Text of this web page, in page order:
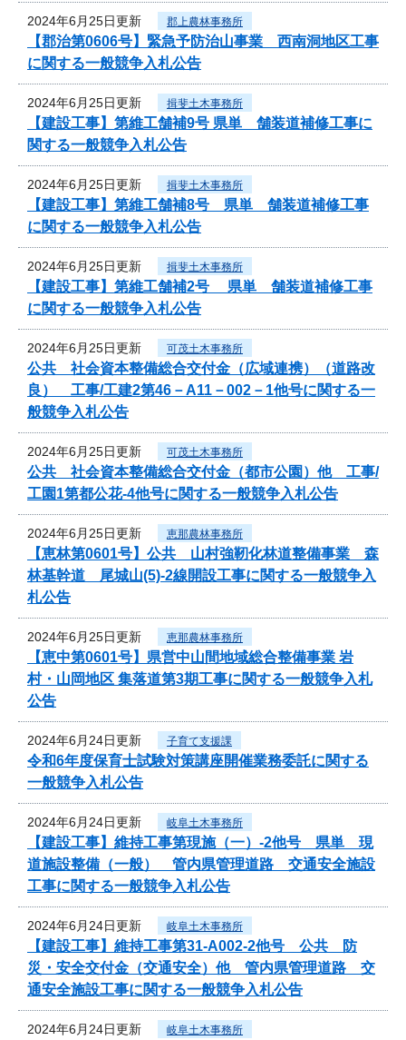
2024年6月25日更新 郡上農林事務所
【郡治第0606号】緊急予防治山事業 西南洞地区工事
に関する一般競争入札公告
2024年6月25日更新 揖斐土木事務所
【建設工事】第維工舗補9号 県単 舗装道補修工事に
関する一般競争入札公告
2024年6月25日更新 揖斐土木事務所
【建設工事】第維工舗補8号 県単 舗装道補修工事
に関する一般競争入札公告
2024年6月25日更新 揖斐土木事務所
【建設工事】第維工舗補2号 県単 舗装道補修工事
に関する一般競争入札公告
2024年6月25日更新 可茂土木事務所
公共 社会資本整備総合交付金（広域連携）（道路改
良） 工事/工建2第46－A11－002－1他号に関する一
般競争入札公告
2024年6月25日更新 可茂土木事務所
公共 社会資本整備総合交付金（都市公園）他 工事/
工園1第都公花-4他号に関する一般競争入札公告
2024年6月25日更新 恵那農林事務所
【恵林第0601号】公共 山村強靭化林道整備事業 森
林基幹道 尾城山(5)-2線開設工事に関する一般競争入
札公告
2024年6月25日更新 恵那農林事務所
【恵中第0601号】県営中山間地域総合整備事業 岩
村・山岡地区 集落道第3期工事に関する一般競争入札
公告
2024年6月24日更新 子育て支援課
令和6年度保育士試験対策講座開催業務委託に関する
一般競争入札公告
2024年6月24日更新 岐阜土木事務所
【建設工事】維持工事第現施（一）-2他号 県単 現
道施設整備（一般） 管内県管理道路 交通安全施設
工事に関する一般競争入札公告
2024年6月24日更新 岐阜土木事務所
【建設工事】維持工事第31-A002-2他号 公共 防
災・安全交付金（交通安全）他 管内県管理道路 交
通安全施設工事に関する一般競争入札公告
2024年6月24日更新 岐阜土木事務所